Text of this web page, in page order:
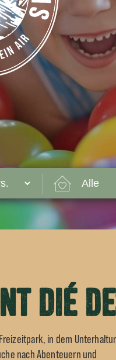
Dié
in dem
nach Abenteuern und